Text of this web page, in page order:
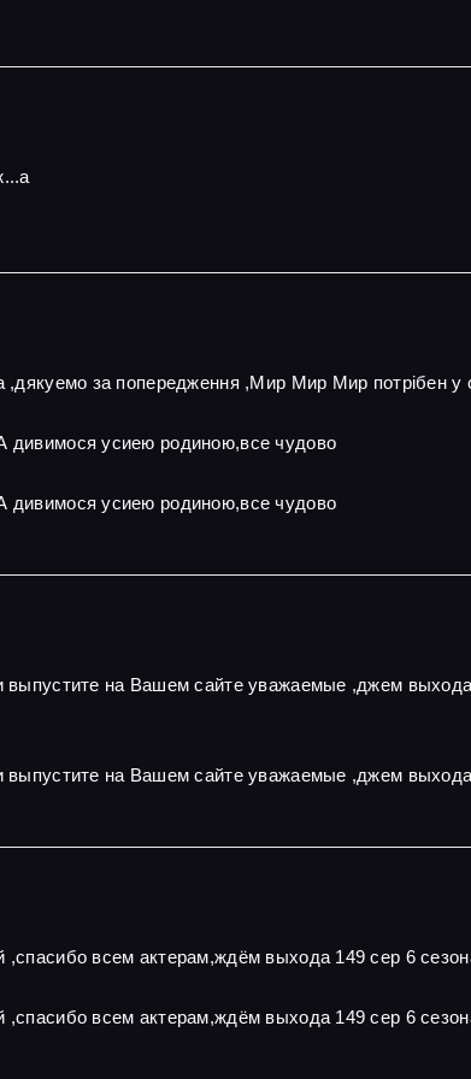
,дякуемо за попередження ,Мир Мир Мир потрібен у
дивимося усиею родиною,все чудово
дивимося усиею родиною,все чудово
выпустите на Вашем сайте уважаемые ,джем
выпустите на Вашем сайте уважаемые ,джем
,спасибо всем актерам,ждём выхода 149 сер 6
,спасибо всем актерам,ждём выхода 149 сер 6